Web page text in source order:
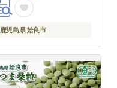
鹿児島県 姶良市